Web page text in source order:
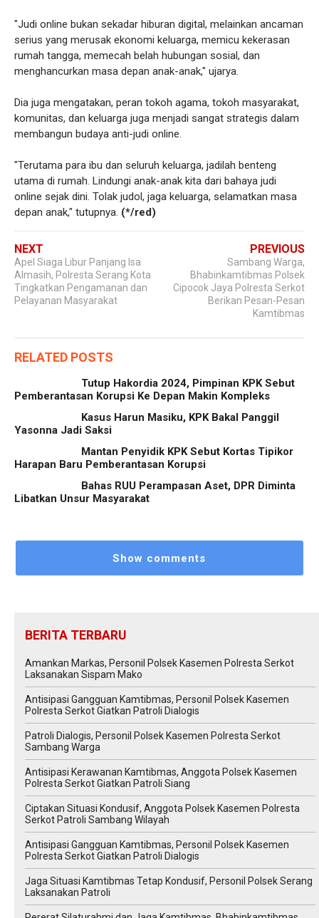
"Judi online bukan sekadar hiburan digital, melainkan ancaman
serius yang merusak ekonomi keluarga, memicu kekerasan
rumah tangga, memecah belah hubungan sosial, dan
menghancurkan masa depan anak-anak," ujarya.
Dia juga mengatakan, peran tokoh agama, tokoh masyarakat,
komunitas, dan keluarga juga menjadi sangat strategis dalam
membangun budaya anti-judi online.
"Terutama para ibu dan seluruh keluarga, jadilah benteng
utama di rumah. Lindungi anak-anak kita dari bahaya judi
online sejak dini. Tolak judol, jaga keluarga, selamatkan masa
depan anak," tutupnya. (*/red)
NEXT
Apel Siaga Libur Panjang Isa
Almasih, Polresta Serang Kota
Tingkatkan Pengamanan dan
Pelayanan Masyarakat
PREVIOUS
Sambang Warga,
Bhabinkamtibmas Polsek
Cipocok Jaya Polresta Serkot
Berikan Pesan-Pesan
Kamtibmas
RELATED POSTS
Tutup Hakordia 2024, Pimpinan KPK Sebut
Pemberantasan Korupsi Ke Depan Makin Kompleks
Kasus Harun Masiku, KPK Bakal Panggil
Yasonna Jadi Saksi
Mantan Penyidik KPK Sebut Kortas Tipikor
Harapan Baru Pemberantasan Korupsi
Bahas RUU Perampasan Aset, DPR Diminta
Libatkan Unsur Masyarakat
Show comments
BERITA TERBARU
Amankan Markas, Personil Polsek Kasemen Polresta Serkot
Laksanakan Sispam Mako
Antisipasi Gangguan Kamtibmas, Personil Polsek Kasemen
Polresta Serkot Giatkan Patroli Dialogis
Patroli Dialogis, Personil Polsek Kasemen Polresta Serkot
Sambang Warga
Antisipasi Kerawanan Kamtibmas, Anggota Polsek Kasemen
Polresta Serkot Giatkan Patroli Siang
Ciptakan Situasi Kondusif, Anggota Polsek Kasemen Polresta
Serkot Patroli Sambang Wilayah
Antisipasi Gangguan Kamtibmas, Personil Polsek Kasemen
Polresta Serkot Giatkan Patroli Dialogis
Jaga Situasi Kamtibmas Tetap Kondusif, Personil Polsek Serang
Laksanakan Patroli